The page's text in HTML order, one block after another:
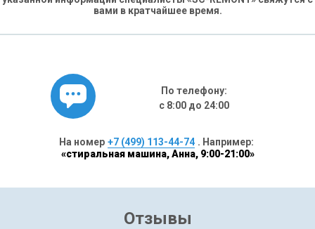
вами в кратчайшее время.
По телефону:
с 8:00 до 24:00
На номер +7 (499) 113-44-74 . Например:
«стиральная машина, Анна, 9:00-21:00»
Отзывы